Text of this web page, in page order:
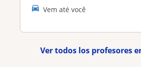
Vem até você
Ver todos los profesores